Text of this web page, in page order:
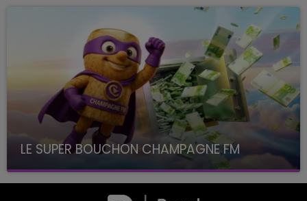
LE SUPER BOUCHON CHAMPAGNE FM
avec La Famille Champagne FM, à 8H10